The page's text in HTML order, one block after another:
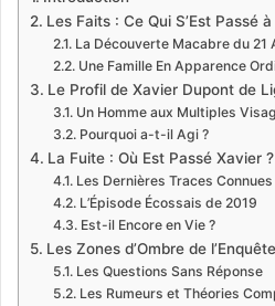
Les Faits : Ce Qui S’Est Passé
La Découverte Macabre du 21
Une Famille En Apparence
Le Profil de Xavier Dupont de
Un Homme aux Multiples
Pourquoi a-t-il Agi ?
La Fuite : Où Est Passé Xavier ?
Les Dernières Traces Connues
L’Épisode Écossais de 2019
Est-il Encore en Vie ?
Les Zones d’Ombre de l’Enquête
Les Questions Sans Réponse
Les Rumeurs et Théories